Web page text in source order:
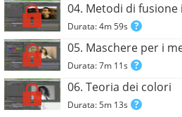
04. Metodi di fusione
Durata: 4m 59s
05. Maschere per i
Durata: 7m 11s
06. Teoria dei colori
Durata: 5m 13s